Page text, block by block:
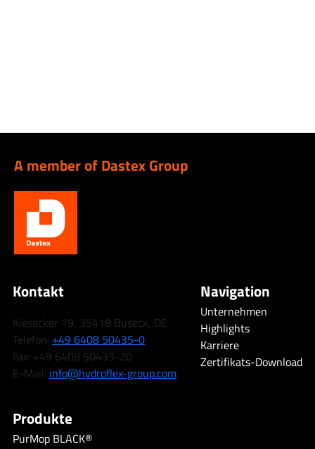
A member of Dastex Group
Kontakt
Kiesacker 19, 35418 Buseck, DE
Telefon: +49 6408 50435-0
Fax: +49 6408 50435-20
E-Mail: info@hydroflex-group.com
Navigation
Unternehmen
Highlights
Karriere
Zertifikats-Download
Produkte
PurMop BLACK®